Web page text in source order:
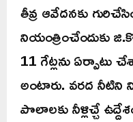
తీవ్ర ఆవేదనకు
నియంత్రించేందుకు
11 గేట్లను ఏర్పాటు
అంటారు. వరద
పొలాలకు నీళ్లిచ్చే